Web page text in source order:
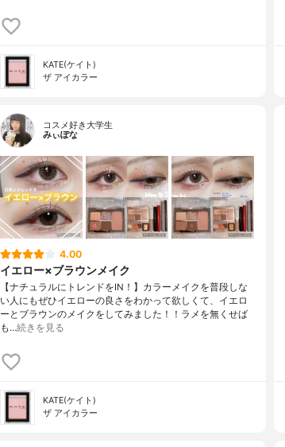
KATE(ケイト)
ザ アイカラー
コスメ好き大学生
みぃぽな
4.00
イエロー×ブラウンメイク
【ナチュラルにトレンドをIN！】カラーメイクを普段しな
い人にもぜひイエローの良さをわかって欲しくて、イエロ
ーとブラウンのメイクをしてみました！！ラメを無くせば
も…続きを見る
KATE(ケイト)
ザ アイカラー